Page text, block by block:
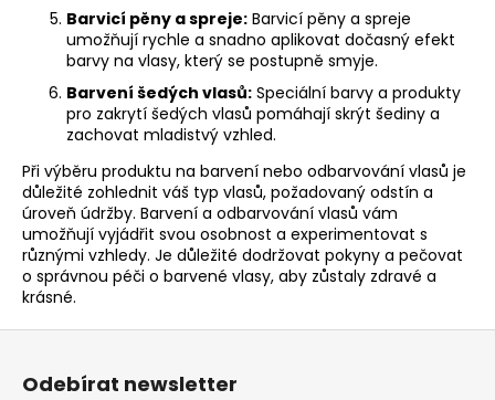
Barvicí pěny a spreje: Barvicí pěny a spreje
umožňují rychle a snadno aplikovat dočasný efekt
barvy na vlasy, který se postupně smyje.
Barvení šedých vlasů: Speciální barvy a produkty
pro zakrytí šedých vlasů pomáhají skrýt šediny a
zachovat mladistvý vzhled.
Při výběru produktu na barvení nebo odbarvování vlasů je
důležité zohlednit váš typ vlasů, požadovaný odstín a
úroveň údržby. Barvení a odbarvování vlasů vám
umožňují vyjádřit svou osobnost a experimentovat s
různými vzhledy. Je důležité dodržovat pokyny a pečovat
o správnou péči o barvené vlasy, aby zůstaly zdravé a
krásné.
Odebírat newsletter